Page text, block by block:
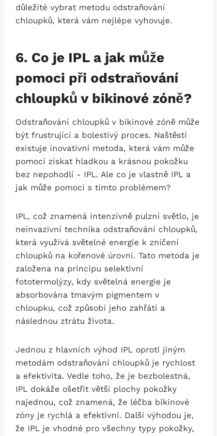
důležité vybrat metodu odstraňování
chloupků, která vám nejlépe vyhovuje.
6. Co je IPL⁤ a jak ⁢může
pomoci při odstraňování
chloupků v bikinové zóně?
Odstraňování chloupků⁣ v bikinové‍ zóně může
být frustrující a⁣ bolestivý proces. Naštěstí
existuje ⁣inovativní metoda, která vám může
pomoci získat hladkou a krásnou pokožku
bez nepohodlí ​- IPL.‍ Ale co je vlastně IPL a
jak může pomoci s tímto‌ problémem?
IPL, což znamená intenzivně pulzní světlo, je
neinvazivní technika odstraňování chloupků,
která využívá světelné energie k zničení
chloupků na kořenové úrovni. Tato‍ metoda je
založena na principu selektivní
fototermolýzy, kdy světelná energie je
⁣absorbována tmavým pigmentem v
chloupku, což způsobí jeho zahřátí a
následnou ztrátu⁢ života.
Jednou z hlavních výhod IPL oproti jiným
metodám odstraňování chloupků je rychlost
a efektivita. Vedle toho,⁤ že je bezbolestná,
IPL dokáže ošetřit větší plochy pokožky
najednou, což znamená, že ⁣léčba bikinové‌
zóny je rychlá‌ a efektivní. Další výhodou je,
že IPL je‌ vhodné pro všechny‍ typy pokožky,